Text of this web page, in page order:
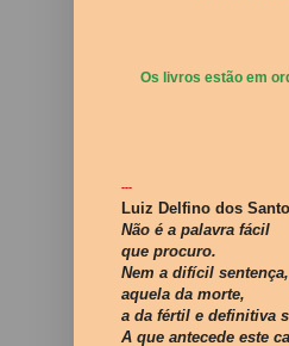
Os livros estão em
---
Luiz Delfino dos
Não é a palavra fácil
que procuro.
Nem a difícil sentença,
aquela da morte,
a da fértil e definitiva
A que antecede este